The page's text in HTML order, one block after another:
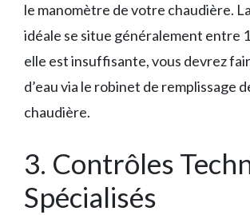
le manomètre de votre chaudière.
idéale se situe généralement entre 1
elle est insuffisante, vous devrez
d’eau via le robinet de remplissage
chaudière.
3. Contrôles
Spécialisés